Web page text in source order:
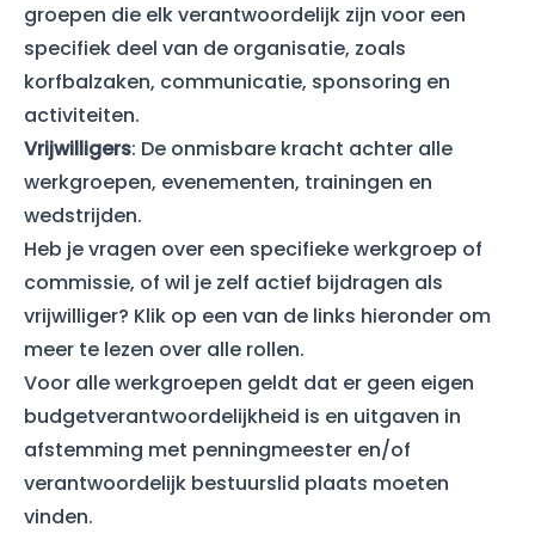
groepen die elk verantwoordelijk zijn voor een
specifiek deel van de organisatie, zoals
korfbalzaken, communicatie, sponsoring en
activiteiten.
Vrijwilligers: De onmisbare kracht achter alle
werkgroepen, evenementen, trainingen en
wedstrijden.
Heb je vragen over een specifieke werkgroep of
commissie, of wil je zelf actief bijdragen als
vrijwilliger? Klik op een van de links hieronder om
meer te lezen over alle rollen.
Voor alle werkgroepen geldt dat er geen eigen
budgetverantwoordelijkheid is en uitgaven in
afstemming met penningmeester en/of
verantwoordelijk bestuurslid plaats moeten
vinden.